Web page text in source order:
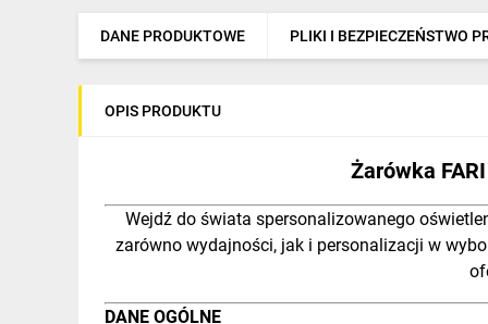
Elektronarzędzia i mierniki
Pneumatyka
Dom i ogród
DANE PRODUKTOWE PLIKI I BEZPIECZEŃSTWO
OPIS PRODUKTU
Żarówka
Wejdź do świata spersonalizowanego
zarówno wydajności, jak i personalizacji w
DANE OGÓLNE